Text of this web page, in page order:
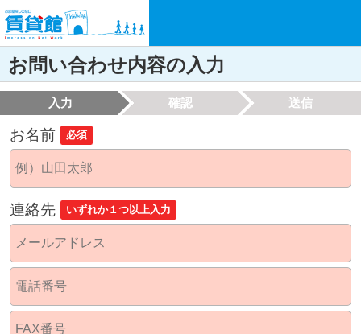
お問い合わせ内容の入力
入力 確認 送信
お名前 必須
連絡先 いずれか１つ以上入力